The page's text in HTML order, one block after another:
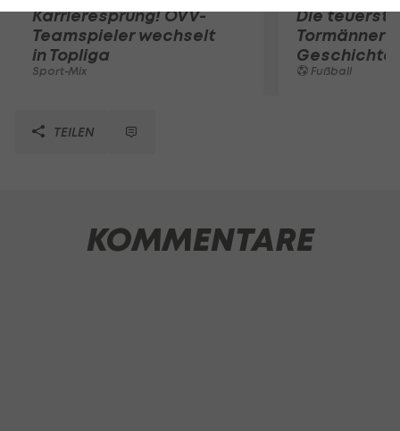
Karrieresprung! ÖVV-
Teamspieler wechselt
in Topliga
Sport-Mix
Die
Tormänner
Geschichte
Fußball
TEILEN
KOMMENTARE